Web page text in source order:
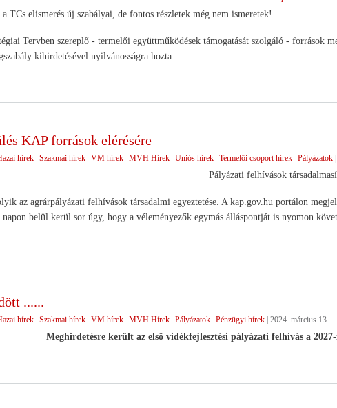
TCs elismerés új szabályai, de fontos részletek még nem ismeretek!
Tervben szereplő - termelői együttműködések támogatását szolgáló - források
kihirdetésével nyilvánosságra hozta.
KAP források elérésére
hírek Szakmai hírek VM hírek MVH Hírek Uniós hírek Termelői csoport hírek Pályázatok
Pályázati felhívások
az agrárpályázati felhívások társadalmi egyeztetése. A kap.gov.hu portálon
belül kerül sor úgy, hogy a véleményezők egymás álláspontját is nyomon
......
hírek Szakmai hírek VM hírek MVH Hírek Pályázatok Pénzügyi hírek 2024. március 13.
Meghirdetésre került az első vidékfejlesztési pályázati felhívás a